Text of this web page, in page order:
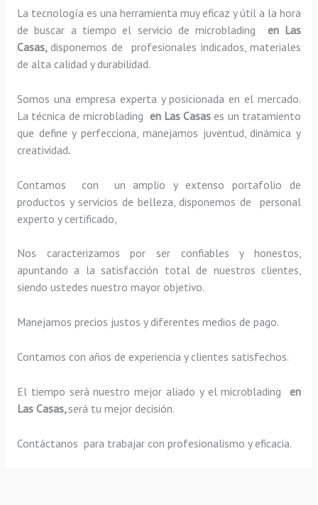
La tecnología es una herramienta muy eficaz y útil a la hora
de buscar a tiempo el servicio de microblading en Las
Casas, disponemos de profesionales indicados, materiales
de alta calidad y durabilidad.
Somos una empresa experta y posicionada en el mercado.
La técnica de microblading en Las Casas es un tratamiento
que define y perfecciona, manejamos juventud, dinámica y
creatividad.
Contamos con un amplio y extenso portafolio de
productos y servicios de belleza, disponemos de personal
experto y certificado,
Nos caracterizamos por ser confiables y honestos,
apuntando a la satisfacción total de nuestros clientes,
siendo ustedes nuestro mayor objetivo.
Manejamos precios justos y diferentes medios de pago.
Contamos con años de experiencia y clientes satisfechos.
El tiempo será nuestro mejor aliado y elmicroblading en
Las Casas, será tu mejor decisión.
Contáctanos para trabajar con profesionalismo y eficacia.